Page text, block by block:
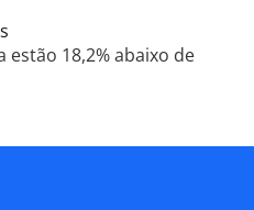
estão 18,2% abaixo de